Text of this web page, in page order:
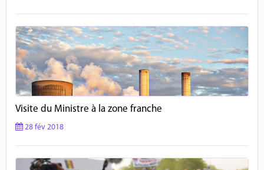
Visite du Ministre à la zone franche
28 fév 2018